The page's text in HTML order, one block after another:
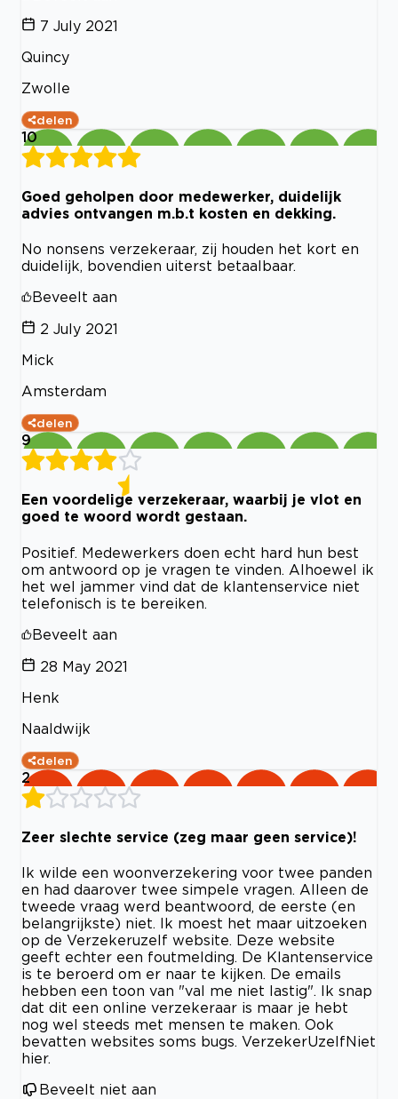
7 July 2021
Quincy
Zwolle
delen
10
Goed geholpen door medewerker, duidelijk
advies ontvangen m.b.t kosten en dekking.
No nonsens verzekeraar, zij houden het kort en
duidelijk, bovendien uiterst betaalbaar.
Beveelt aan
2 July 2021
Mick
Amsterdam
delen
9
Een voordelige verzekeraar, waarbij je vlot en
goed te woord wordt gestaan.
Positief. Medewerkers doen echt hard hun best
om antwoord op je vragen te vinden. Alhoewel ik
het wel jammer vind dat de klantenservice niet
telefonisch is te bereiken.
Beveelt aan
28 May 2021
Henk
Naaldwijk
delen
2
Zeer slechte service (zeg maar geen service)!
Ik wilde een woonverzekering voor twee panden
en had daarover twee simpele vragen. Alleen de
tweede vraag werd beantwoord, de eerste (en
belangrijkste) niet. Ik moest het maar uitzoeken
op de Verzekeruzelf website. Deze website
geeft echter een foutmelding. De Klantenservice
is te beroerd om er naar te kijken. De emails
hebben een toon van "val me niet lastig". Ik snap
dat dit een online verzekeraar is maar je hebt
nog wel steeds met mensen te maken. Ook
bevatten websites soms bugs. VerzekerUzelfNiet
hier.
Beveelt niet aan